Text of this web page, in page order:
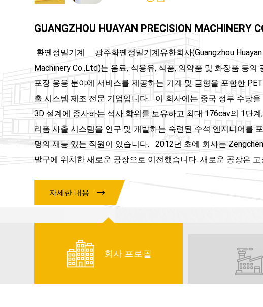
GUANGZHOU HUAYAN PRECISION MACHINERY
환옌정밀기계 광주화옌정밀기계유한회사(Guangzhou
Machinery Co.,Ltd)는 음료, 식용유, 식품, 의약품 및 화장품 등의
포장 응용 분야에 서비스를 제공하는 기계 및 금형을 포함한
출 시스템 제조 전문 기업입니다. 이 회사에는 중국 정부 수당을
3D 설계에 종사하는 석사 학위를 보유하고 최대 176cav의 1단
리폼 사출 시스템을 연구 및 개발하는 숙련된 수석 엔지니어를
명의 재능 있는 직원이 있습니다. 2012년 초에 회사는
발구에 위치한 새로운 공장으로 이전했습니다. 새로운 공장은 고
와 심지어 CNC 연삭 기계를 갖춘 더 나은 시설을 갖추고 있습니
면적의 4배 이상이다. 우리는 새로운 공장에서 더 밝은 미래를 기
고품질의 제품과 서비스로 고객에게 더 나은 서비스를 제공할 수
로 바랍니다. 회사는 ISO9001 및 CE 인증을 받았습니다. 2008
한 많은 특허가 국내에 등록되었습니다. 건전한 제품 품질과 최
누리는 Huayan은 전 세계에서 850개 이상의 프리폼 시스템을 판
은 Coke, Pepsi, Danone Group, Nestle Group과 같은 고객과 Dali
자세한 내용
회사 프로필